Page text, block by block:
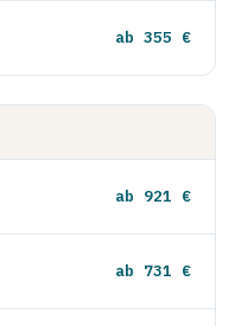
ab 355 €
ab 921 €
ab 731 €